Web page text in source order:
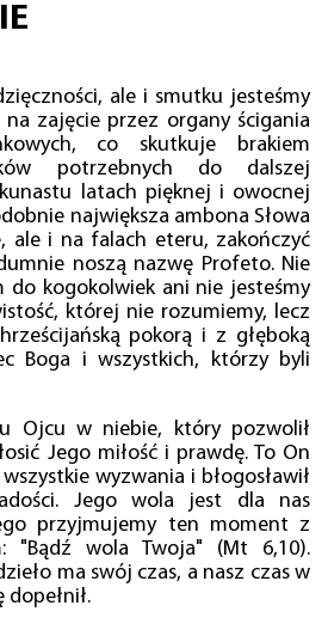
ale i smutku jesteśmy
zajęcie przez organy ścigania
co skutkuje brakiem
potrzebnych do dalszej
latach pięknej i owocnej
największa ambona Słowa
ale i na falach eteru, zakończyć
noszą nazwę Profeto. Nie
do kogokolwiek ani nie jesteśmy
której nie rozumiemy, lecz
pokorą i z głęboką
Boga i wszystkich, którzy byli
Ojcu w niebie, który pozwolił
Jego miłość i prawdę. To On
wyzwania i błogosławił
Jego wola jest dla nas
przyjmujemy ten moment z
"Bądź wola Twoja" (Mt 6,10).
ma swój czas, a nasz czas w